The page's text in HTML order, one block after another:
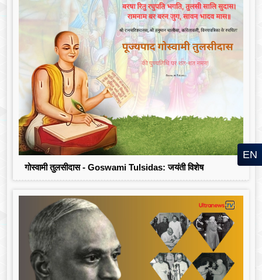
गोस्वामी तुलसीदास - Goswami Tulsidas: जयंती विशेष
EN